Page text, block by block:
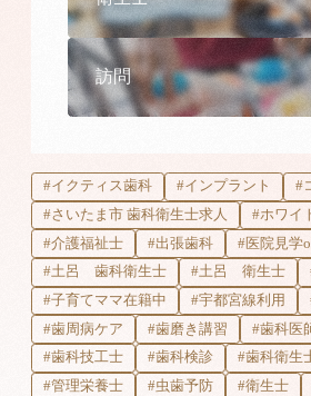
訪問
#イクティス歯科 #インプラント
#
#さいたま市 歯科衛生士求人
#ホワイ
#介護福祉士
#出張歯科
#医院見学
#土呂 歯科衛生士
#土呂 衛生士
#子育てママ在籍中
#宇都宮線利用
#歯周病ケア
#歯磨き講習 #歯科医
#歯科技工士
#歯科検診 #歯科衛生
#管理栄養士
#虫歯予防 #衛生士